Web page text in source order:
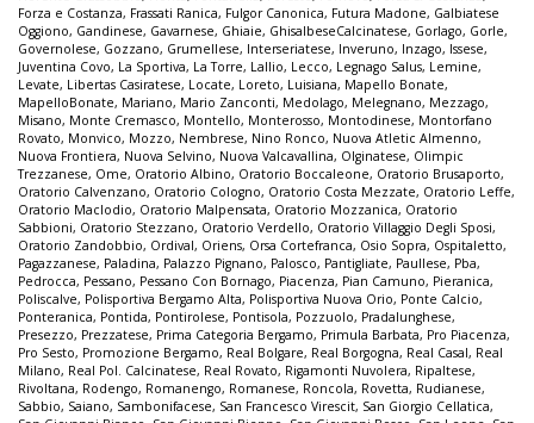
Forza e Costanza, Frassati Ranica, Fulgor Canonica, Futura Madone, Galbiatese
Oggiono, Gandinese, Gavarnese, Ghiaie, GhisalbeseCalcinatese, Gorlago, Gorle,
Governolese, Gozzano, Grumellese, Interseriatese, Inveruno, Inzago, Issese,
Juventina Covo, La Sportiva, La Torre, Lallio, Lecco, Legnago Salus, Lemine,
Levate, Libertas Casiratese, Locate, Loreto, Luisiana, Mapello Bonate,
MapelloBonate, Mariano, Mario Zanconti, Medolago, Melegnano, Mezzago,
Misano, Monte Cremasco, Montello, Monterosso, Montodinese, Montorfano
Rovato, Monvico, Mozzo, Nembrese, Nino Ronco, Nuova Atletic Almenno,
Nuova Frontiera, Nuova Selvino, Nuova Valcavallina, Olginatese, Olimpic
Trezzanese, Ome, Oratorio Albino, Oratorio Boccaleone, Oratorio Brusaporto,
Oratorio Calvenzano, Oratorio Cologno, Oratorio Costa Mezzate, Oratorio Leffe,
Oratorio Maclodio, Oratorio Malpensata, Oratorio Mozzanica, Oratorio
Sabbioni, Oratorio Stezzano, Oratorio Verdello, Oratorio Villaggio Degli Sposi,
Oratorio Zandobbio, Ordival, Oriens, Orsa Cortefranca, Osio Sopra, Ospitaletto,
Pagazzanese, Paladina, Palazzo Pignano, Palosco, Pantigliate, Paullese, Pba,
Pedrocca, Pessano, Pessano Con Bornago, Piacenza, Pian Camuno, Pieranica,
Poliscalve, Polisportiva Bergamo Alta, Polisportiva Nuova Orio, Ponte Calcio,
Ponteranica, Pontida, Pontirolese, Pontisola, Pozzuolo, Pradalunghese,
Presezzo, Prezzatese, Prima Categoria Bergamo, Primula Barbata, Pro Piacenza,
Pro Sesto, Promozione Bergamo, Real Bolgare, Real Borgogna, Real Casal, Real
Milano, Real Pol. Calcinatese, Real Rovato, Rigamonti Nuvolera, Ripaltese,
Rivoltana, Rodengo, Romanengo, Romanese, Roncola, Rovetta, Rudianese,
Sabbio, Saiano, Sambonifacese, San Francesco Virescit, San Giorgio Cellatica,